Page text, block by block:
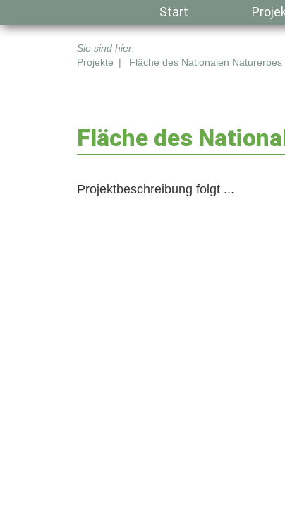
Start
Projekte Fläche des Nationalen Naturerbes
Fläche des
Projektbeschreibung folgt ...